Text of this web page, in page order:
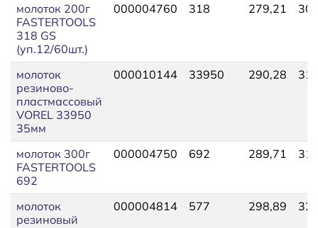
молоток 200г
FASTERTOOLS
318 GS
(уп.12/60шт.)
000004760 318 279,21
молоток
резиново-
пластмассовый
VOREL 33950
35мм
000010144 33950 290,28
молоток 300г
FASTERTOOLS
692
000004750 692 289,71
молоток
резиновый
000004814 577 298,89